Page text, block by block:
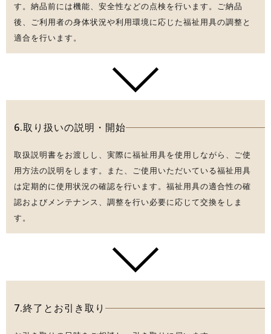
す。納品前には機能、安全性などの点検を行います。ご納品
後、ご利用者の身体状況や利用環境に応じた福祉用具の調整と
適合を行います。
6.取り扱いの説明・開始
取扱説明書をお渡しし、実際に福祉用具を使用しながら、ご使
用方法の説明をします。また、ご使用いただいている福祉用具
は定期的に使用状況の確認を行います。福祉用具の適合性の確
認およびメンテナンス、調整を行い必要に応じて交換をしま
す。
7.終了とお引き取り